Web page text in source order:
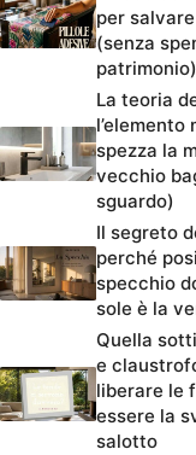
per
(senza
patrimonio)
La teoria
l’elemento
spezza la
vecchio
sguardo)
Il segreto
perché
specchio
sole è la
Quella
e
liberare le
essere la
salotto